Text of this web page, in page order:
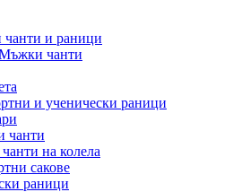
чанти и раници
чанти
и ученически раници
чанти
на колела
сакове
рaници